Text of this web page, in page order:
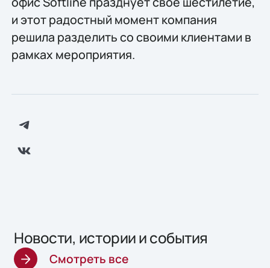
и этот радостный момент компания
решила разделить со своими клиентами в
рамках мероприятия.
Новости, истории и события
Смотреть все